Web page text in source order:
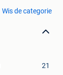
Wis de categorie
21